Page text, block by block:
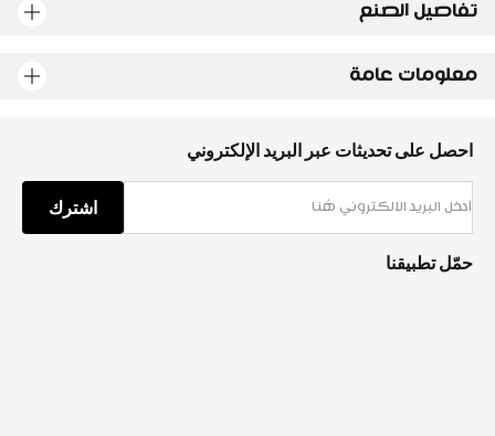
تفاصيل الصنع
معلومات عامة
احصل على تحديثات عبر البريد الإلكتروني
اشترك
حمّل تطبيقنا